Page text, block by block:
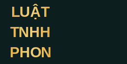
LUẬT
TNHH
PHONG